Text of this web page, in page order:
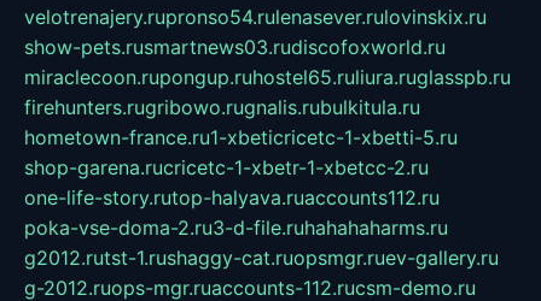
velotrenajery.rupronso54.rulenasever.rulovinskix.ru
show-pets.rusmartnews03.rudiscofoxworld.ru
miraclecoon.rupongup.ruhostel65.ruliura.ruglasspb.ru
firehunters.rugribowo.rugnalis.rubulkitula.ru
hometown-france.ru1-xbeticricetc-1-xbetti-5.ru
shop-garena.rucricetc-1-xbetr-1-xbetcc-2.ru
one-life-story.rutop-halyava.ruaccounts112.ru
poka-vse-doma-2.ru3-d-file.ruhahahaharms.ru
g2012.rutst-1.rushaggy-cat.ruopsmgr.ruev-gallery.ru
g-2012.ruops-mgr.ruaccounts-112.rucsm-demo.ru